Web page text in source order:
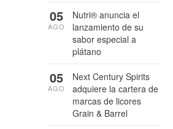
Nutri® anuncia el
lanzamiento de su
sabor especial a
plátano
05
AGO
Next Century Spirits
adquiere la cartera de
marcas de licores
Grain & Barrel
05
AGO